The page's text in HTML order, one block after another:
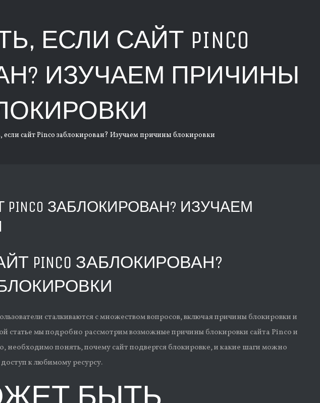
ЕСЛИ САЙТ PINCO
ИЗУЧАЕМ ПРИЧИНЫ
если сайт Pinco заблокирован? Изучаем причины блокировки
ЗАБЛОКИРОВАН? ИЗУЧАЕМ
PINCO ЗАБЛОКИРОВАН?
сталкиваются с множеством вопросов, включая причины блокировки и
статье мы подробно рассмотрим возможные причины блокировки сайтa Pinco и
понять, почему сайт подвергся блокировке, и какие шаги можно
к любимому ресурсу.